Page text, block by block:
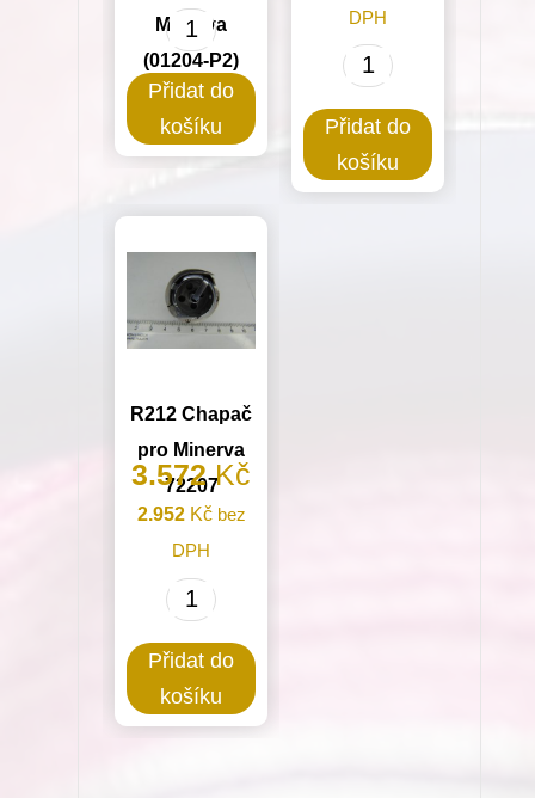
Minerva
(01204-P2)
685030
(Fe)
Cívka
spodní
pro
Minerva
(01204-
množství
Přidat do
košíku
DPH
Chapač
12-
15(N)
Přidat do
košíku
R212 Chapač
pro Minerva
72207
3.572Kč
2.952 Kčbez
DPH
R212
pro
Minerva
Přidat do
košíku